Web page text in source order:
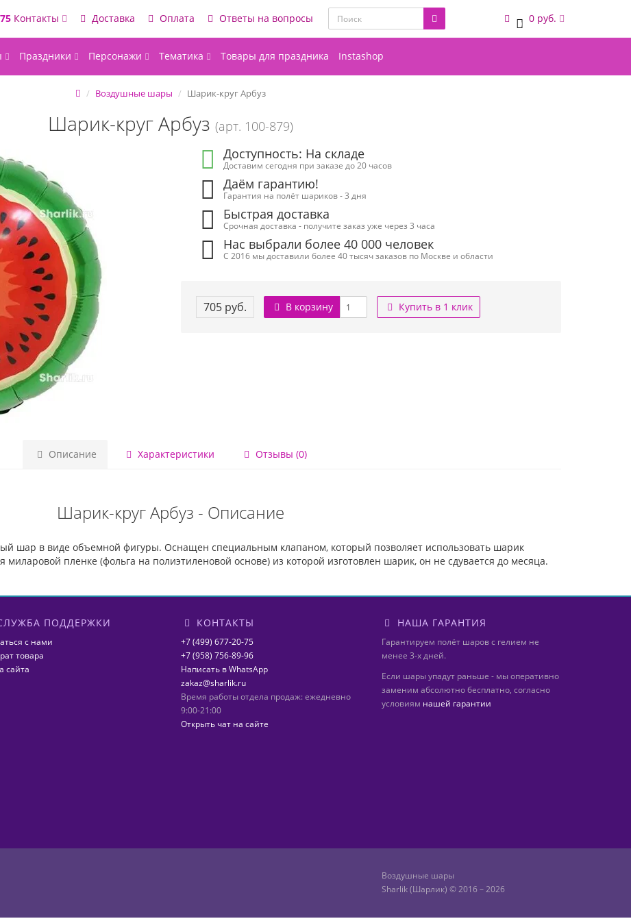
Контакты Доставка Оплата Ответы на вопросы 0 0 руб.
Праздники Персонажи Тематика Товары для праздника Instashop
Воздушные шары Шарик-круг Арбуз
Шарик-круг Арбуз (арт. 100-879)
Доступность: На складе
Доставим сегодня при заказе до 20 часов
Даём гарантию!
Гарантия на полёт шариков - 3 дня
Быстрая доставка
Срочная доставка - получите заказ уже через 3 часа
Нас выбрали более 40 000 человек
С 2016 мы доставили более 40 тысяч заказов по Москве и области
705 руб. В корзину Купить в 1 клик
Описание Характеристики Отзывы (0)
Шарик-круг Арбуз - Описание
шар в виде объемной фигуры. Оснащен специальным клапаном, который позволяет использовать шарик
миларовой пленке (фольга на полиэтиленовой основе) из которой изготовлен шарик, он не сдувается до месяца.
ПОДДЕРЖКИ
с нами
товара
сайта
КОНТАКТЫ
+7 (499) 677-20-75
+7 (958) 756-89-96
Написать в WhatsApp
zakaz@sharlik.ru
Время работы отдела продаж: ежедневно
9:00-21:00
Открыть чат на сайте
НАША ГАРАНТИЯ
Гарантируем полёт шаров с гелием не
менее 3-х дней.
Если шары упадут раньше - мы оперативно
заменим абсолютно бесплатно, согласно
условиям нашей гарантии
Воздушные шары
Sharlik (Шарлик) © 2016 – 2026